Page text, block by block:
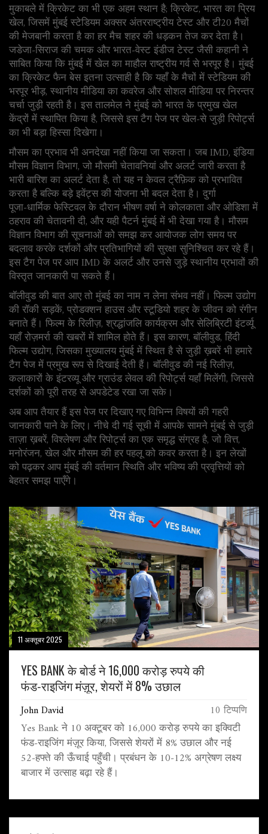
मुकाबले में क्रिकेट का भी एक अहम स्थान है; क्रिकेट, भारत का प्रिय
खेल, जिसमें मुंबई स्टेडियम अक्सर अंतरराष्ट्रीय टेस्ट और टी20 मैचों
की मेजबानी करता हैका हर मैच शहर की धड़कन तेज कर देता है।
जडेजा‑सिराज की चमक और भारत‑वेस्ट इंडीज टेस्ट जैसी कहानी ने
साबित किया कि मुंबई में खेल का माहौल राष्ट्रीय गर्व से भरपूर है। मुंबई
का क्रिकेट फैन बेस इतना उत्साही है कि यहाँ के मैचों में स्टेडियम की
भरपूर भीड़, स्थानीय मीडिया का कवरेज और सोशल मीडिया पर निरन्तर
चर्चा जुड़ी रहती है। इस तालमेल ने मुंबई को भारत के प्रमुख खेल
केंद्रों में स्थापित किया है, जिससे इस टैग पेज पर खेल‑से जुड़ी रिपोर्ट्स
का भी बड़ा हिस्सा दिखेगा।
मौसम का प्रभाव भी अनदेखा नहीं किया जा सकता। जबIMD, इंडिया
मौसम विज्ञान विभाग, जो मौसमी चेतावनियां और अलर्ट जारी करता है
भारी बारिश का अलर्ट देता है, तो यह न केवल ट्रैफ़िक को प्रभावित
करता है बल्कि बड़े इवेंट्स की योजना भी बदल देता है। दुर्गा
पूजा‑धार्मिक फेस्टिवल के दौरान भीषण वर्षा ने कोलकाता और ओडिशा में
ठहराव की चेतावनी दी, और यही पैटर्न मुंबई में भी देखा गया है। मौसम
विज्ञान विभाग की सूचनाओं को समझ कर आयोजक लोग समय पर
बदलाव करके दर्शकों और प्रतिभागियों की सुरक्षा सुनिश्चित कर रहे हैं।
इस टैग पेज पर आप IMD के अलर्ट और उनसे जुड़े स्थानीय प्रभावों की
विस्तृत जानकारी पा सकते हैं।
बॉलीवुड की बात आए तो मुंबई का नाम न लेना संभव नहीं। फिल्म उद्योग
की रॉकी सड़कें, प्रोडक्शन हाउस और स्टूडियो शहर के जीवन को रंगीन
बनाते हैं। फिल्म के रिलीज़, श्रद्धांजलि कार्यक्रम और सेलिब्रिटी इंटर्व्यू
यहाँ रोज़मर्रा की खबरों में शामिल होते हैं। इस कारण, बॉलीवुड, हिंदी
फिल्म उद्योग, जिसका मुख्यालय मुंबई में स्थित हैसे जुड़ी ख़बरें भी हमारे
टैग पेज में प्रमुख रूप से दिखाई देती हैं। बॉलीवुड की नई रिलीज़,
कलाकारों के इंटरव्यू और ग्राउंड लेवल की रिपोर्ट्स यहाँ मिलेंगी, जिससे
दर्शकों को पूरी तरह से अपडेटेड रखा जा सके।
अब आप तैयार हैं इस पेज पर दिखाए गए विभिन्न विषयों की गहरी
जानकारी पाने के लिए। नीचे दी गई सूची में आपके सामने मुंबई से जुड़ी
ताज़ा ख़बरें, विश्लेषण और रिपोर्ट्स का एक समृद्ध संग्रह है, जो वित्त,
मनोरंजन, खेल और मौसम की हर पहलू को कवर करता है। इन लेखों
को पढ़कर आप मुंबई की वर्तमान स्थिति और भविष्य की प्रवृत्तियों को
बेहतर समझ पाएँगे।
11 अक्तूबर 2025
YES BANK के बोर्ड ने 16,000 करोड़ रुपये की
फंड‑राइजिंग मंज़ूर, शेयरों में 8% उछाल
John David 10 टिप्पणि
Yes Bank ने 10 अक्टूबर को 16,000 करोड़ रुपये का इक्विटी
फंड‑राइजिंग मंज़ूर किया, जिससे शेयरों में 8% उछाल और नई
52‑हफ्ते की ऊँचाई पहुँची। प्रबंधन के 10‑12% अग्रेषण लक्ष्य
बाजार में उत्साह बढ़ा रहे हैं।